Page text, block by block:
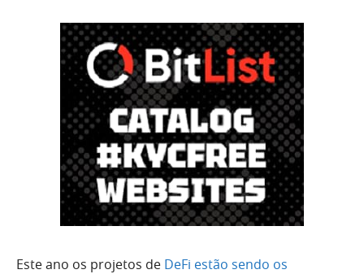
Este ano os projetos de DeFi estão sendo os